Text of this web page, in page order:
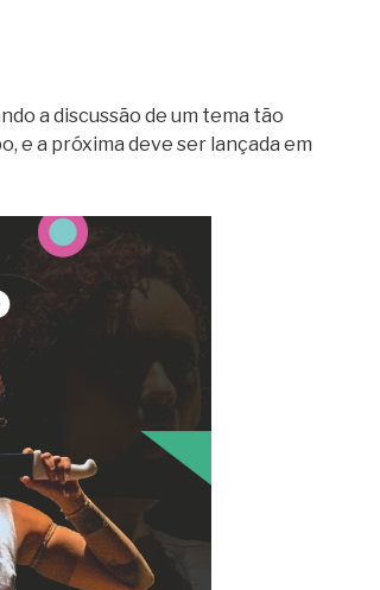
a discussão de um tema tão
e a próxima deve ser lançada em